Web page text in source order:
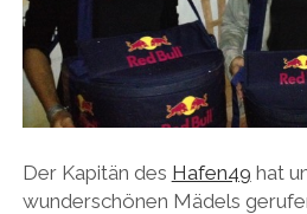
Der Kapitän des Hafen49 hat
wunderschönen Mädels